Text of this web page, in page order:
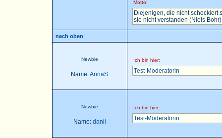
Motto:
Diejenigen, die nicht schockiert
sie nicht verstanden (Niels Bohr)
nach oben
Newbie
Name:AnnaS
Ich bin hier:
Test-Moderatorin
Newbie
Name: danii
Ich bin hier:
Test-Moderatorin